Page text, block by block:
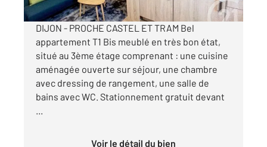
DIJON - PROCHE CASTEL ET TRAM Bel
appartement T1 Bis meublé en très bon état,
situé au 3ème étage comprenant : une cuisine
aménagée ouverte sur séjour, une chambre
avec dressing de rangement, une salle de
bains avec WC. Stationnement gratuit devant
Voir le détail du bien